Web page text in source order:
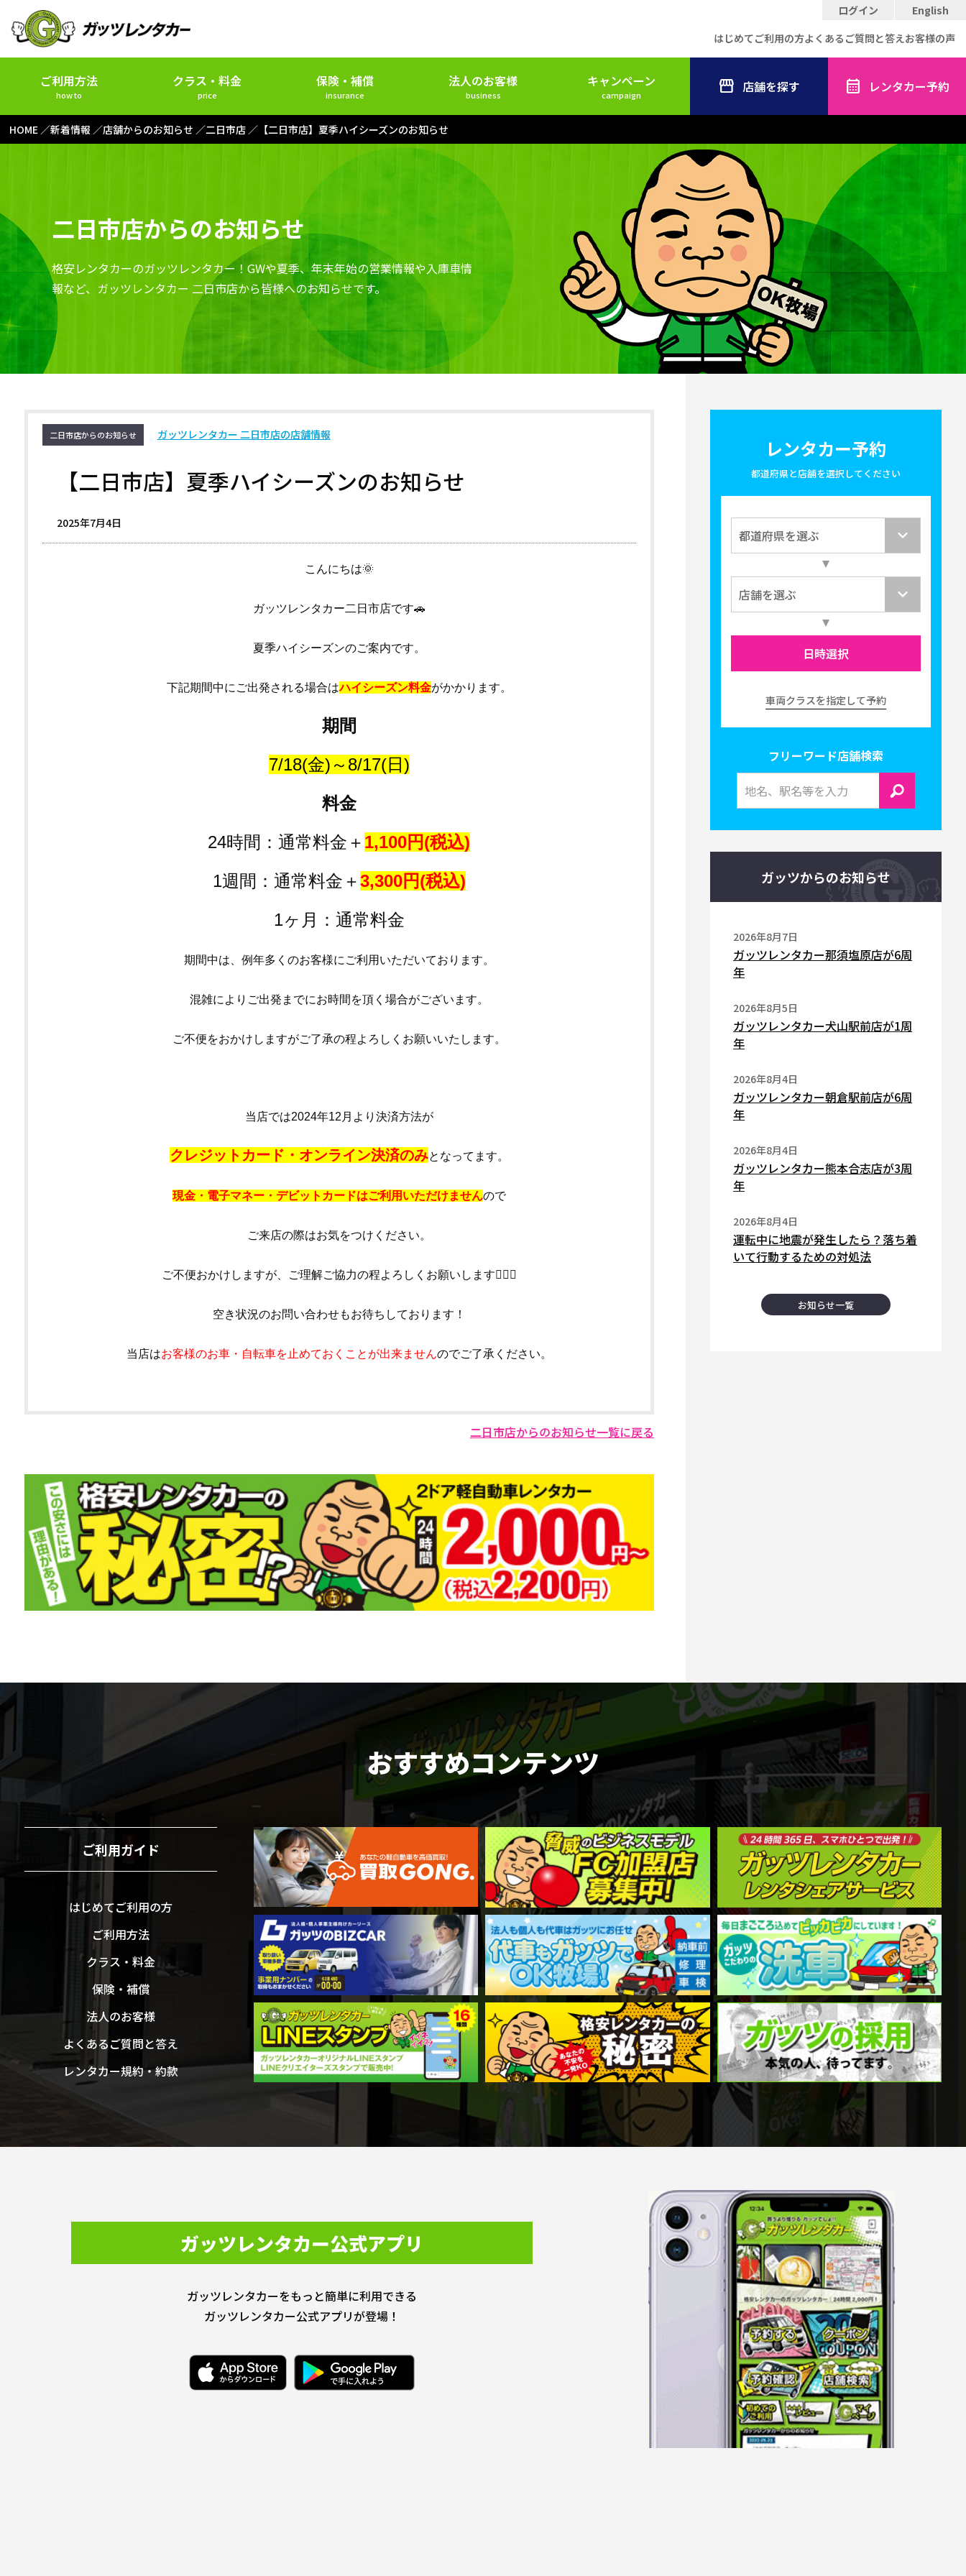
ログイン
English
はじめてご利用の方よくあるご質問と答えお客様の声
ご利用方法
how to
クラス・料金
price
保険・補償
insurance
法人のお客様
business
キャンペーン
campaign 店舗を探す レンタカー予約
HOME 新着情報 店舗からのお知らせ 二日市店 【二日市店】夏季ハイシーズンのお知らせ
二日市店からのお知らせ
格安レンタカーのガッツレンタカー！GWや夏季、年末年始の営業情報や入庫車情
報など、ガッツレンタカー 二日市店から皆様へのお知らせです。
二日市店からのお知らせ ガッツレンタカー 二日市店の店舗情報
【二日市店】夏季ハイシーズンのお知らせ
2025年7月4日
こんにちは🌞
ガッツレンタカー二日市店です🚗
夏季ハイシーズンのご案内です。
下記期間中にご出発される場合はハイシーズン料金がかかります。
期間
7/18(金)～8/17(日)
料金
24時間：通常料金＋ 1,100円(税込)
1週間：通常料金＋3,300円(税込)
1ヶ月：通常料金
期間中は、例年多くのお客様にご利用いただいております。
混雑によりご出発までにお時間を頂く場合がございます。
ご不便をおかけしますがご了承の程よろしくお願いいたします。
当店では2024年12月より決済方法が
クレジットカード・オンライン決済のみとなってます。
現金・電子マネー・デビットカードはご利用いただけませんので
ご来店の際はお気をつけください。
ご不便おかけしますが、ご理解ご協力の程よろしくお願いします🙇🏻‍♀️
空き状況のお問い合わせもお待ちしております！
当店はお客様のお車・自転車を止めておくことが出来ませんのでご了承ください。
二日市店からのお知らせ一覧に戻る
レンタカー予約
都道府県と店舗を選択してください
日時選択
車両クラスを指定して予約
フリーワード店舗検索
ガッツからのお知らせ
2026年8月7日
ガッツレンタカー那須塩原店が6周
年
2026年8月5日
ガッツレンタカー犬山駅前店が1周
年
2026年8月4日
ガッツレンタカー朝倉駅前店が6周
年
2026年8月4日
ガッツレンタカー熊本合志店が3周
年
2026年8月4日
運転中に地震が発生したら？落ち着
いて行動するための対処法
お知らせ一覧
おすすめコンテンツ
ご利用ガイド
はじめてご利用の方
ご利用方法
クラス・料金
保険・補償
法人のお客様
よくあるご質問と答え
レンタカー規約・約款
ガッツレンタカー公式アプリ
ガッツレンタカーをもっと簡単に利用できる
ガッツレンタカー公式アプリが登場！